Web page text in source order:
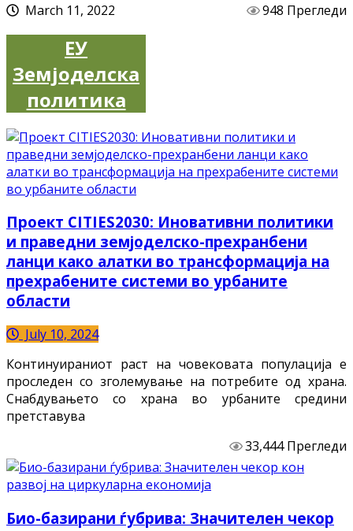
March 11, 2022 948 Прегледи
ЕУ
Земјоделска
политика
Проект CITIES2030: Иновативни политики
и праведни земјоделско-прехранбени
ланци како алатки во трансформација на
прехрабените системи во урбаните
области
July 10, 2024
Континуираниот раст на човековата популација е
проследен со зголемување на потребите од храна.
Снабдувањето со храна во урбаните средини
претставува
33,444 Прегледи
Био-базирани ѓубрива: Значителен чекор